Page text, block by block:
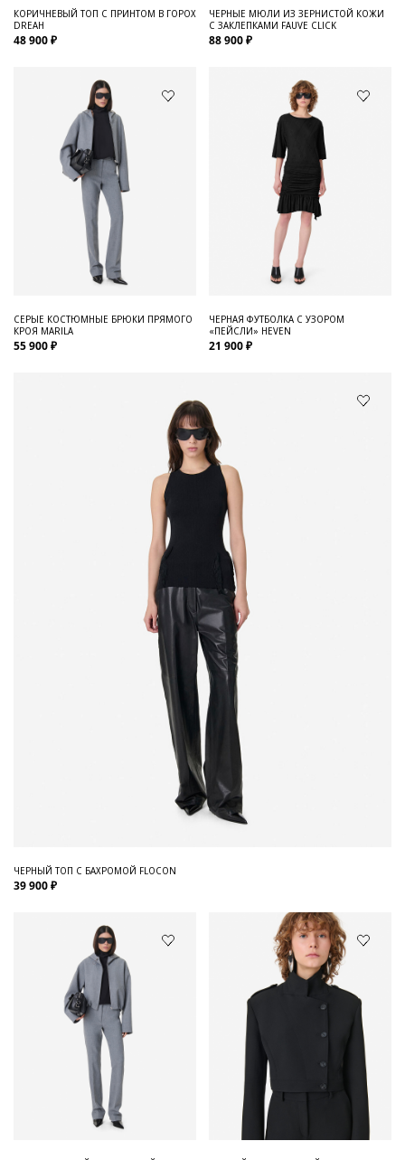
КОРИЧНЕВЫЙ ТОП С ПРИНТОМ В ГОРОХ
DREAH
48 900 ₽
ЧЕРНЫЕ МЮЛИ ИЗ ЗЕРНИСТОЙ КОЖИ
С ЗАКЛЕПКАМИ FAUVE CLICK
88 900 ₽
СЕРЫЕ КОСТЮМНЫЕ БРЮКИ ПРЯМОГО
КРОЯ MARILA
55 900 ₽
ЧЕРНАЯ ФУТБОЛКА С УЗОРОМ
«ПЕЙСЛИ» HEVEN
21 900 ₽
ЧЕРНЫЙ ТОП С БАХРОМОЙ FLOCON
39 900 ₽